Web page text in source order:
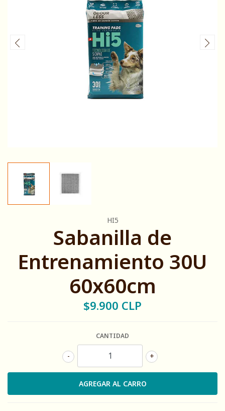
HI5
Sabanilla de
Entrenamiento 30U
60x60cm
$9.900 CLP
CANTIDAD
+
-